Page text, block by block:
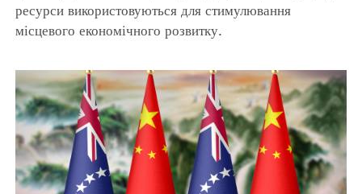
ресурси використовуються для стимулювання
місцевого економічного розвитку.